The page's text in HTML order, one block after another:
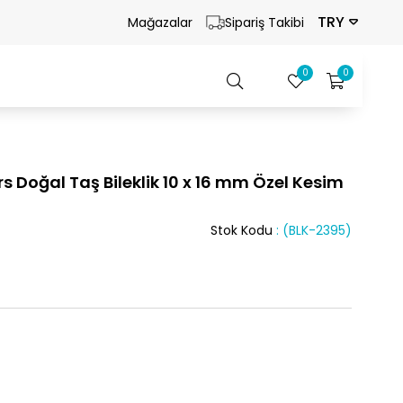
Mağazalar Sipariş Takibi TRY
0
0
Taş Bileklik 10 x 16 mm Özel Kesim
(BLK-2395)
Stok Kodu